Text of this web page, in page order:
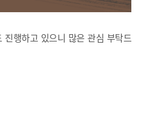
진행하고 있으니 많은 관심 부탁드